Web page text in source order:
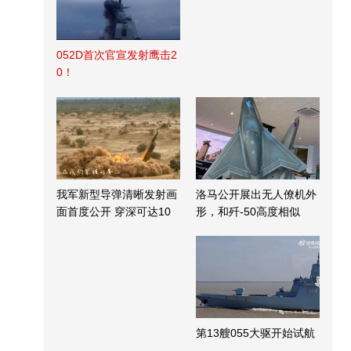
052D首次官宣发射鹰击2
0！
我军新型导弹清晰发射画
面首度公开 穿深可达10
洛马公开展出无人僚机外
形，和歼-50高度相似
第13艘055大驱开始试航